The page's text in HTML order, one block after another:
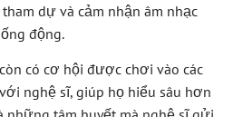
dự và cảm nhận âm nhạc
động.
có cơ hội được chơi vào các
nghệ sĩ, giúp họ hiểu sâu hơn